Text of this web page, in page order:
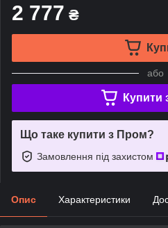
2 777 ₴
або
Купити
Що таке купити з Пром?
Замовлення під захистом
Опис Характеристики